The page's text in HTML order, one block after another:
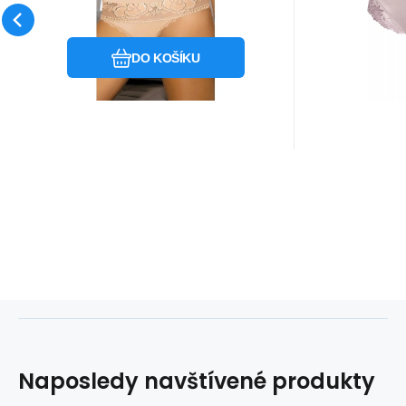
DO KOŠÍKU
Oblíbený
Porovnat
Naposledy navštívené produkty